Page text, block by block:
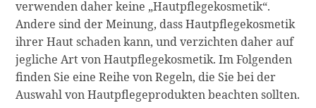
verwenden daher keine „Hautpflegekosmetik“.
Andere sind der Meinung, dass Hautpflegekosmetik
ihrer Haut schaden kann, und verzichten daher auf
jegliche Art von Hautpflegekosmetik. Im Folgenden
finden Sie eine Reihe von Regeln, die Sie bei der
Auswahl von Hautpflegeprodukten beachten sollten.